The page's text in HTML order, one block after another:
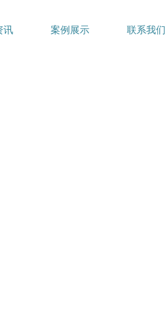
讯 案例展示 联系我们